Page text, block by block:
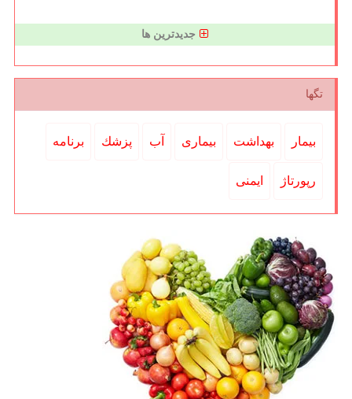
جدیدترین ها
تگها
بیمار بهداشت بیماری آب پزشك برنامه
رپورتاژ ایمنی